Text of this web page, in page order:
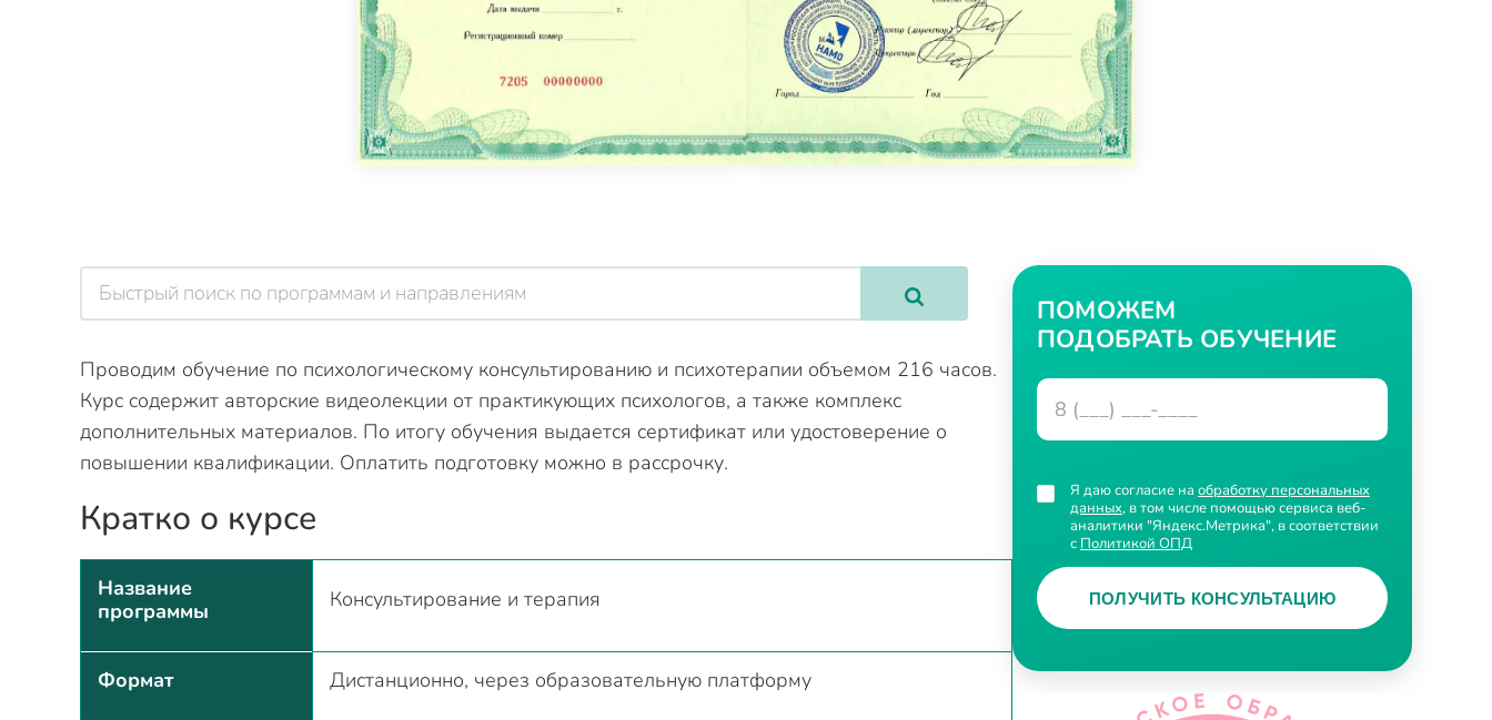
ПОМОЖЕМ
ПОДОБРАТЬ ОБУЧЕНИЕ
Я даю согласие на обработку персональных
данных, в том числе помощью сервиса веб-
аналитики "Яндекс.Метрика", в соответствии
с Политикой ОПД
ПОЛУЧИТЬ КОНСУЛЬТАЦИЮ
Проводим обучение по психологическому консультированию и психотерапии объемом 216 часов.
Курс содержит авторские видеолекции от практикующих психологов, а также комплекс
дополнительных материалов. По итогу обучения выдается сертификат или удостоверение о
повышении квалификации. Оплатить подготовку можно в рассрочку.
Кратко о курсе
Название
программы
Консультирование и терапия
Формат Дистанционно, через образовательную платформу